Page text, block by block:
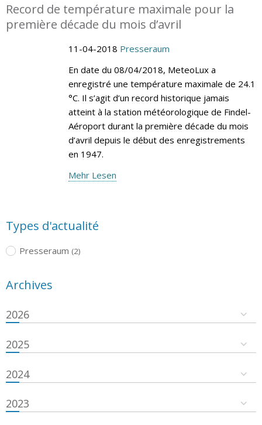
Record de température maximale pour la
première décade du mois d’avril
11-04-2018 Presseraum
En date du 08/04/2018, MeteoLux a
enregistré une température maximale de 24.1
°C. Il s’agit d’un record historique jamais
atteint à la station météorologique de Findel-
Aéroport durant la première décade du mois
d’avril depuis le début des enregistrements
en 1947.
Mehr Lesen
Types d'actualité
Presseraum (2)
Archives
2026
2025
2024
2023